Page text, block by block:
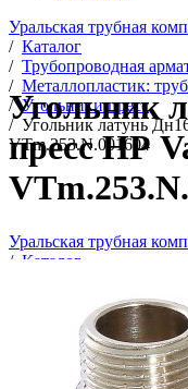
Уральская трубная
/ Каталог
/ Трубопроводная
/ Металлопластик:
/ Угольники пресс
/ Угольник латунь
VTm.253.N.001604
Угольник
пресс НР
Уральская трубная
/ Каталог
Металлопластик:
Угольники пресс
Угольник латунь
VTm.253.N.001604